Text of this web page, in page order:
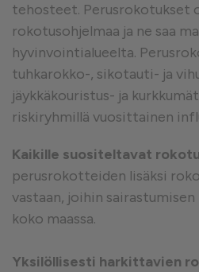
tehosteet. Perusrokotukset
rokotusohjelmaa ja ne saa
hyvinvointialueelta.
tuhkarokko-, sikotauti- ja
jäykkäkouristus- ja
riskiryhmillä vuosittainen
Kaikille suositeltavat
perusrokotteiden lisäksi
vastaan, joihin
koko maassa.
Yksilöllisesti harkittavien